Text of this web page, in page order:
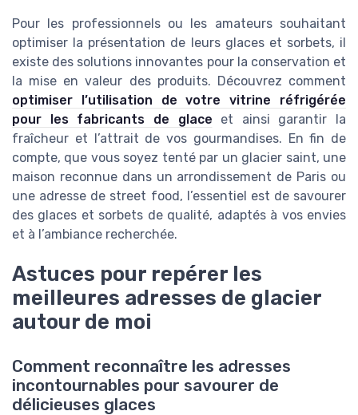
Pour les professionnels ou les amateurs souhaitant
optimiser la présentation de leurs glaces et sorbets, il
existe des solutions innovantes pour la conservation et
la mise en valeur des produits. Découvrez comment
optimiser l’utilisation de votre vitrine réfrigérée
pour les fabricants de glace et ainsi garantir la
fraîcheur et l’attrait de vos gourmandises. En fin de
compte, que vous soyez tenté par un glacier saint, une
maison reconnue dans un arrondissement de Paris ou
une adresse de street food, l’essentiel est de savourer
des glaces et sorbets de qualité, adaptés à vos envies
et à l’ambiance recherchée.
Astuces pour repérer les
meilleures adresses de glacier
autour de moi
Comment reconnaître les adresses
incontournables pour savourer de
délicieuses glaces